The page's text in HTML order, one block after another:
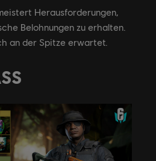
Herausforderungen,
Belohnungen zu erhalten.
an der Spitze erwartet.